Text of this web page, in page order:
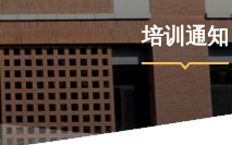
培训通知